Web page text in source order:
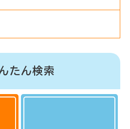
たん検索